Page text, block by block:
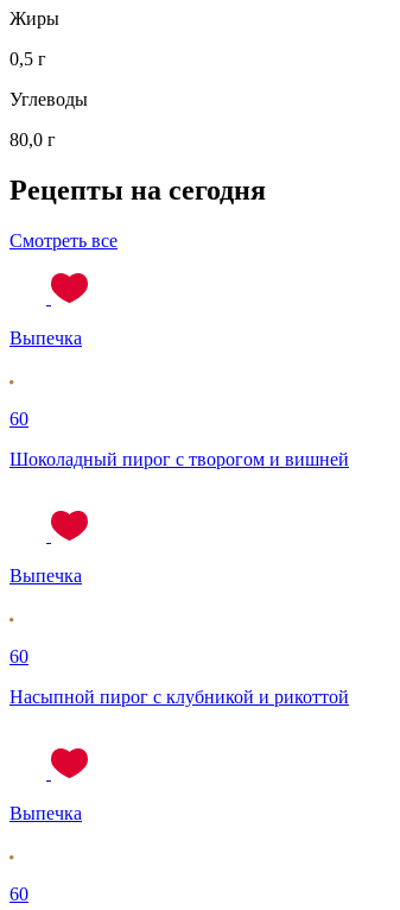
Жиры
0,5 г
Углеводы
80,0 г
Рецепты на сегодня
Смотреть все
Выпечка
60
Шоколадный пирог с творогом и вишней
Выпечка
60
Насыпной пирог с клубникой и рикоттой
Выпечка
60